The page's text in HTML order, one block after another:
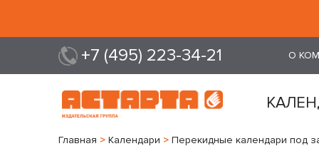
+7 (495) 223-34-21 О
Главная > Календари > Перекидные календари под